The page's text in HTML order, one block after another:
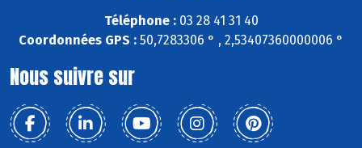
Téléphone :03 28 41 31 40
Coordonnées GPS : 50,7283306 ° , 2,53407360000006 °
Nous suivre sur